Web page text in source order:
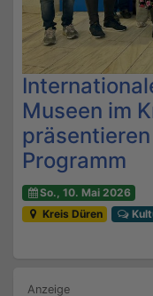
Museen im
Programm
So., 10. Mai 2026
Kreis Düren